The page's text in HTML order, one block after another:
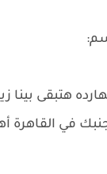
هتبقى بينا
في القاهرة